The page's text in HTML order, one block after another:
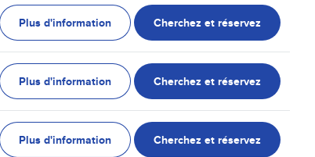
Plus d'information Cherchez et réservez
Plus d'information Cherchez et réservez
Plus d'information Cherchez et réservez